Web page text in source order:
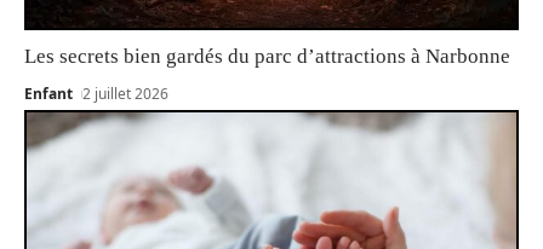
Les secrets bien gardés du parc d’attractions à Narbonne
Enfant 2 juillet 2026